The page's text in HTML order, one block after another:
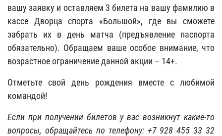
вашу заявку и оставляем 3 билета на вашу фамилию в
кассе Дворца спорта «Большой», где вы сможете
забрать их в день матча (предъявление паспорта
обязательно). Обращаем ваше особое внимание, что
возрастное ограничение данной акции – 14+.
Отметьте свой день рождения вместе с любимой
командой!
Если при получении билетов у вас возникнут какие-то
вопросы, обращайтесь по телефону: +7 928 455 33 32